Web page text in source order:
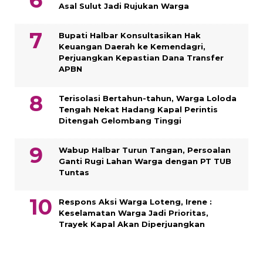
Asal Sulut Jadi Rujukan Warga
Bupati Halbar Konsultasikan Hak
Keuangan Daerah ke Kemendagri,
Perjuangkan Kepastian Dana Transfer
APBN
Terisolasi Bertahun-tahun, Warga Loloda
Tengah Nekat Hadang Kapal Perintis
Ditengah Gelombang Tinggi
Wabup Halbar Turun Tangan, Persoalan
Ganti Rugi Lahan Warga dengan PT TUB
Tuntas
Respons Aksi Warga Loteng, Irene :
Keselamatan Warga Jadi Prioritas,
Trayek Kapal Akan Diperjuangkan